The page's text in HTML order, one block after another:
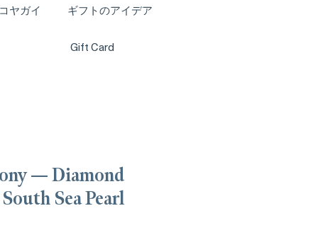
ヤガイ ギフトのアイデア
Gift Card
— Diamond
Sea Pearl